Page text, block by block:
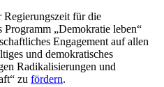
für die
„Demokratie leben“
Engagement auf allen
und demokratisches
Radikalisierungen und
zu fördern.